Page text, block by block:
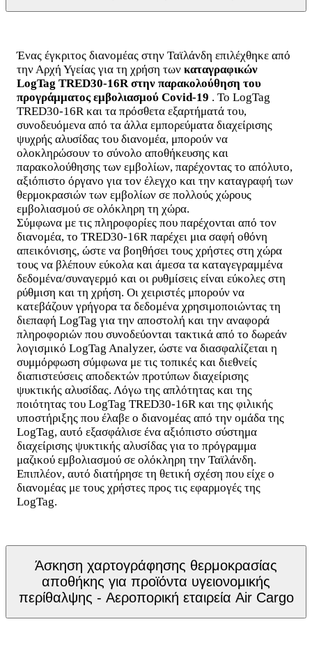
Ένας έγκριτος διανομέας στην Ταϊλάνδη επιλέχθηκε από
την Αρχή Υγείας για τη χρήση των καταγραφικών
LogTag TRED30-16R στην παρακολούθηση του
προγράμματος εμβολιασμού Covid-19 . Το LogTag
TRED30-16R και τα πρόσθετα εξαρτήματά του,
συνοδευόμενα από τα άλλα εμπορεύματα διαχείρισης
ψυχρής αλυσίδας του διανομέα, μπορούν να
ολοκληρώσουν το σύνολο αποθήκευσης και
παρακολούθησης των εμβολίων, παρέχοντας το απόλυτο,
αξιόπιστο όργανο για τον έλεγχο και την καταγραφή των
θερμοκρασιών των εμβολίων σε πολλούς χώρους
εμβολιασμού σε ολόκληρη τη χώρα.
Σύμφωνα με τις πληροφορίες που παρέχονται από τον
διανομέα, το TRED30-16R παρέχει μια σαφή οθόνη
απεικόνισης, ώστε να βοηθήσει τους χρήστες στη χώρα
τους να βλέπουν εύκολα και άμεσα τα καταγεγραμμένα
δεδομένα/συναγερμό και οι ρυθμίσεις είναι εύκολες στη
ρύθμιση και τη χρήση. Οι χειριστές μπορούν να
κατεβάζουν γρήγορα τα δεδομένα χρησιμοποιώντας τη
διεπαφή LogTag για την αποστολή και την αναφορά
πληροφοριών που συνοδεύονται τακτικά από το δωρεάν
λογισμικό LogTag Analyzer, ώστε να διασφαλίζεται η
συμμόρφωση σύμφωνα με τις τοπικές και διεθνείς
διαπιστεύσεις αποδεκτών προτύπων διαχείρισης
ψυκτικής αλυσίδας. Λόγω της απλότητας και της
ποιότητας του LogTag TRED30-16R και της φιλικής
υποστήριξης που έλαβε ο διανομέας από την ομάδα της
LogTag, αυτό εξασφάλισε ένα αξιόπιστο σύστημα
διαχείρισης ψυκτικής αλυσίδας για το πρόγραμμα
μαζικού εμβολιασμού σε ολόκληρη την Ταϊλάνδη.
Επιπλέον, αυτό διατήρησε τη θετική σχέση που είχε ο
διανομέας με τους χρήστες προς τις εφαρμογές της
LogTag.
Άσκηση χαρτογράφησης θερμοκρασίας
αποθήκης για προϊόντα υγειονομικής
περίθαλψης - Αεροπορική εταιρεία Air Cargo